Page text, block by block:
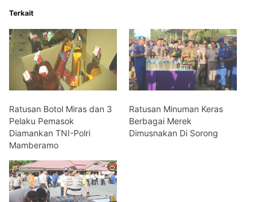
Terkait
Ratusan Botol Miras dan 3
Pelaku Pemasok
Diamankan TNI-Polri
Mamberamo
Ratusan Minuman Keras
Berbagai Merek
Dimusnakan Di Sorong